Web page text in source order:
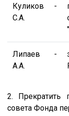
Куликов
С.А.
-
Липаев
А.А.
-
2. Прекратить
совета Фонда